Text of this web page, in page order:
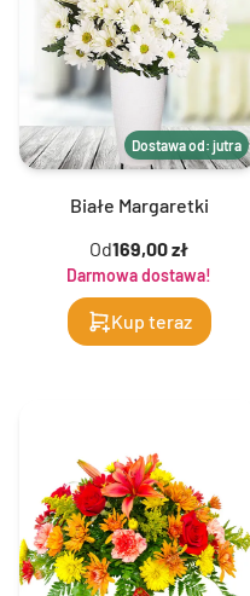
Dostawa od: jutra
Białe Margaretki
Od169,00 zł
Darmowa dostawa!
Kup teraz